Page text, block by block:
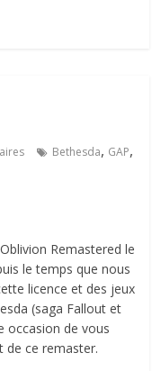
Bethesda, GAP,
Remastered le
le temps que nous
licence et des jeux
(saga Fallout et
occasion de vous
de ce remaster.